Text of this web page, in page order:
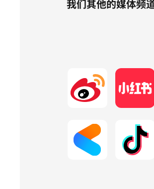
我们其他的媒体频